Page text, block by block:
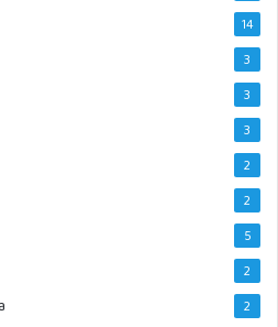
14
3
3
3
2
2
5
2
2